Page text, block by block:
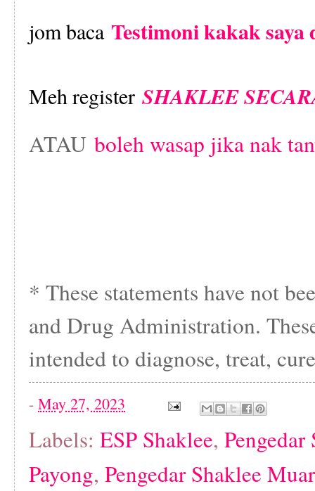
jom baca Testimoni kakak saya
Meh register SHAKLEE
ATAU boleh wasap jika nak
* These statements have not
and Drug Administration.
intended to diagnose, treat,
- May 27, 2023
Labels: ESP Shaklee,
Payong, Pengedar Shaklee Muar